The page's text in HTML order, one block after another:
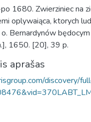
1680. Zwierziniec na
oplywaiąca, ktorych
Bernardynów
1650. [20], 39 p.
aprašas
discovery/